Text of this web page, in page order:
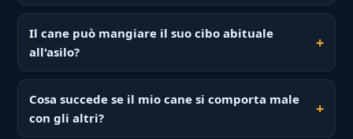
Il cane può mangiare il suo cibo abituale
all'asilo?
Cosa succede se il mio cane si comporta male
con gli altri?